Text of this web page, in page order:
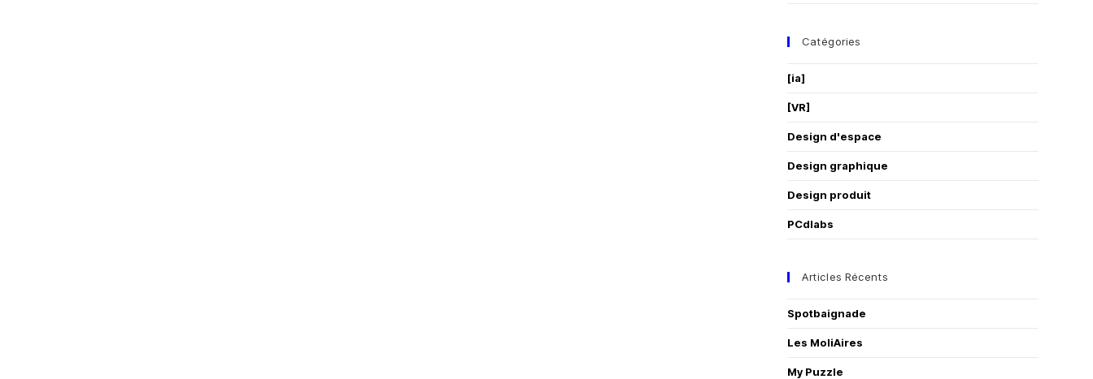
Catégories
[ia]
[VR]
Design d'espace
Design graphique
Design produit
PCdlabs
Articles Récents
Spotbaignade
Les MoliAires
My Puzzle